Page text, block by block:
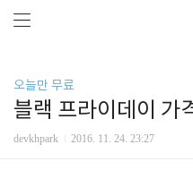
오늘만 무료
블랙 프라이데이 가
devkhpark 2016. 11. 24. 23:27